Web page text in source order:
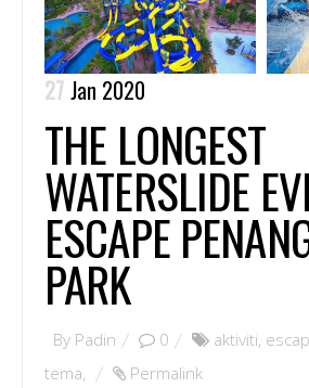
27 Jan 2020
THE LONGEST
WATERSLIDE
ESCAPE
PARK
By Padin 0 aktiviti,
tema, Permalink